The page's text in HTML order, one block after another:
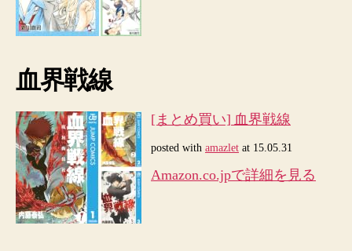
血界戦線
[まとめ買い] 血界戦線
posted with amazlet at 15.05.31
Amazon.co.jpで詳細を見る